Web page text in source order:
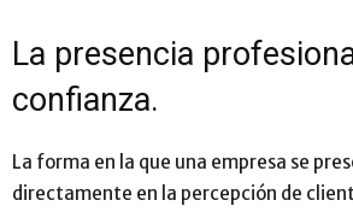
La presencia
confianza.
La forma en la que una empresa se
directamente en la percepción de